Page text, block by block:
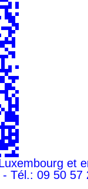
et
Tél.: 09 50 57